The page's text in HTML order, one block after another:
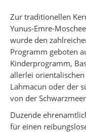
Zur traditionellen
Yunus-Emre-
wurde den
Programm geboten
Kinderprogramm,
allerlei orientalischen
Lahmacun oder der
von der
Duzende
für einen